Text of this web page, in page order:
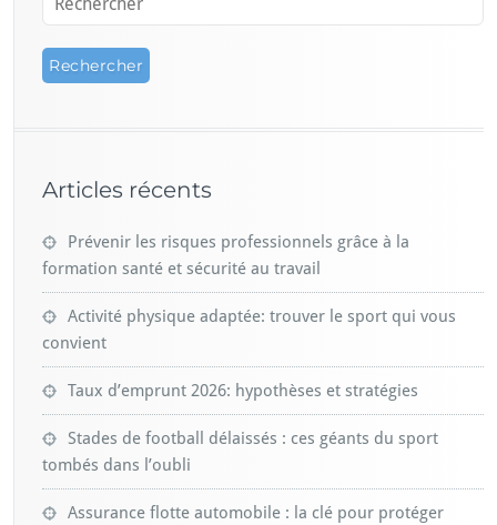
Articles récents
Prévenir les risques professionnels grâce à la
formation santé et sécurité au travail
Activité physique adaptée: trouver le sport qui vous
convient
Taux d’emprunt 2026: hypothèses et stratégies
Stades de football délaissés : ces géants du sport
tombés dans l’oubli
Assurance flotte automobile : la clé pour protéger